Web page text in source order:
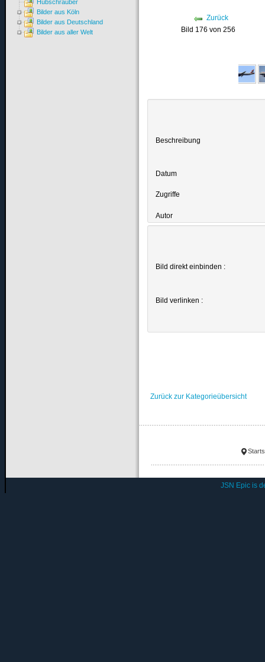
Zurück
Bild 176 von 256
Beschreibung
Datum
Zugriffe
Autor
Bild direkt einbinden :
Bild verlinken :
Zurück zur Kategorieübersicht
Hubschrauber
Bilder aus Köln
Bilder aus Deutschland
Bilder aus aller Welt
JSN Epic is